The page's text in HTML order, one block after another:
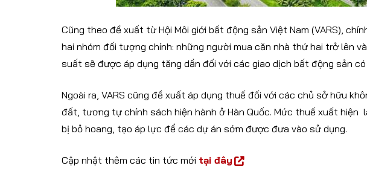
Cũng theo đề xuất từ Hội Môi giới bất động sản Việt Nam (VARS),
hai nhóm đối tượng chính: những người mua căn nhà thứ hai trở lên
suất sẽ được áp dụng tăng dần đối với các giao dịch bất động sản
Ngoài ra, VARS cũng đề xuất áp dụng thuế đối với các chủ sở hữu
đất, tương tự chính sách hiện hành ở Hàn Quốc. Mức thuế xuất
bị bỏ hoang, tạo áp lực để các dự án sớm được đưa vào sử dụng.
Cập nhật thêm các tin tức mới tại đây